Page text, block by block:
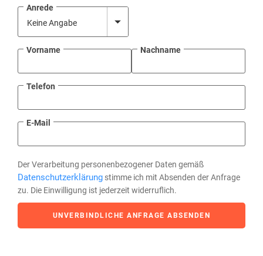
Anrede
Vorname Nachname
Telefon
E-Mail
Der Verarbeitung personenbezogener Daten gemäß
Datenschutzerklärung stimme ich mit Absenden der Anfrage
zu. Die Einwilligung ist jederzeit widerruflich.
UNVERBINDLICHE ANFRAGE ABSENDEN